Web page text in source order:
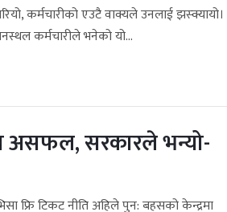
कर्मचारीको एउटै वाक्यले उनलाई झस्क्यायो।
कर्मचारीले भनेको यो...
असफल, सरकारले भन्यो-
फ्रि टिकट नीति अहिले पुन: बहसको केन्द्रमा